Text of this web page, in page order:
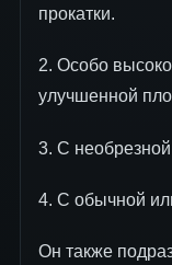
прокатки.
2. Особо
улучшенной
3. С
4. С обычной
Он также